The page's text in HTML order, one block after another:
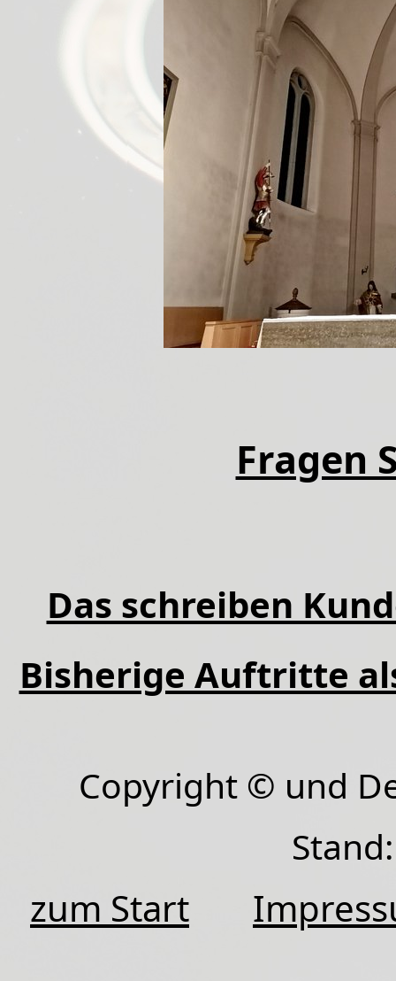
Fragen
Das schreiben
Bisherige Auftritte
Copyright © und
zum Start